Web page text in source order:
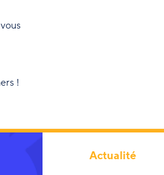
!
Actualité